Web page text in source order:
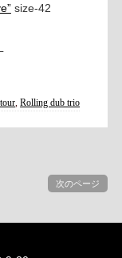
size-42
,Rolling dub trio
次のページ